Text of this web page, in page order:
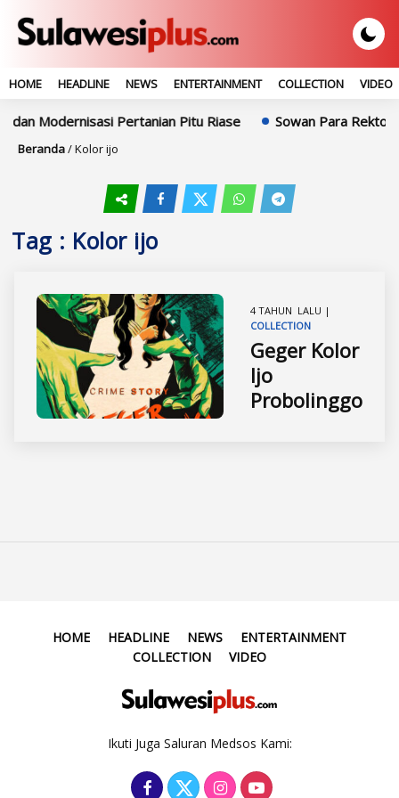
HOME HEADLINE NEWS ENTERTAINMENT COLLECTION VIDEO
Modernisasi Pertanian Pitu Riase Sowan Para Rektor,
Beranda/Kolor ijo
Tag : Kolor ijo
4 TAHUN LALU |
COLLECTION
Geger Kolor
Ijo
Probolinggo
HOME HEADLINE NEWS
ENTERTAINMENT
COLLECTION
VIDEO
Ikuti Juga Saluran Medsos Kami: